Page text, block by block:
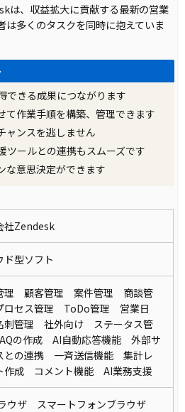
は、収益拡大に貢献する最新の営業
は多くのタスクを同時に抱えていま
できる成果につながります
て作業手順を構築、管理できます
ャンスを逃しません
ツールとの連携もスムーズです
な意思決定ができます
社Zendesk
ド型ソフト
理 顧客管理 案件管理 商談管
セス管理 ToDo管理 営業日
管理 社外向け ステータス管
の作成 AI自動応答機能 外部サ
との連携 一斉送信機能 集計レ
作成 コメント機能 AI業務支援
ウザ スマートフォンブラウザ